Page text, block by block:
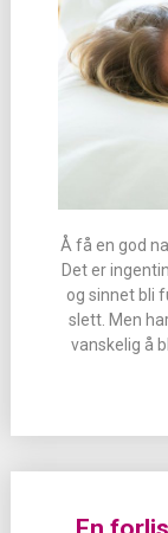
Å få en god
Det er
og sinnet bli
slett. Men
vanskelig å